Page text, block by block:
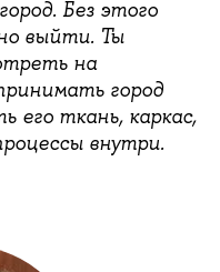
Без этого
выйти. Ты
на
город
его ткань, каркас,
внутри.